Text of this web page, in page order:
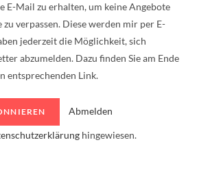
E-Mail zu erhalten, um keine Angebote
verpassen. Diese werden mir per E-
jederzeit die Möglichkeit, sich
abzumelden. Dazu finden Sie am Ende
entsprechenden Link.
Abmelden
hingewiesen.